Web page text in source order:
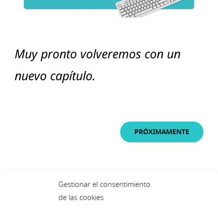
Gestionar el consentimiento
de las cookies
Muy pronto volveremos con un
nuevo capítulo.
PRÓXIMAMENTE
Sponsors